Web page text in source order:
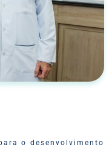
o desenvolvimento